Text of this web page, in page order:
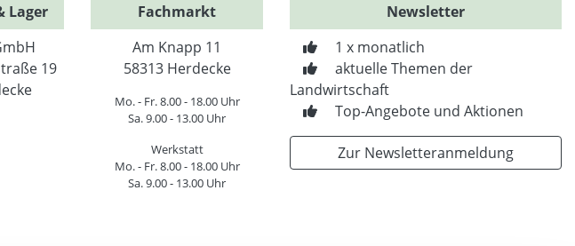
Lager
19
Fachmarkt
Am Knapp 11
58313 Herdecke
Mo. - Fr. 8.00 - 18.00 Uhr
Sa. 9.00 - 13.00 Uhr
Werkstatt
Mo. - Fr. 8.00 - 18.00 Uhr
Sa. 9.00 - 13.00 Uhr
Newsletter
1 x monatlich
aktuelle Themen der
Landwirtschaft
Top-Angebote und Aktionen
Zur Newsletteranmeldung